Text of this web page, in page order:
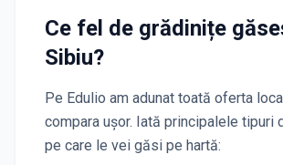
Ce fel de grădinițe
Sibiu?
Pe Edulio am adunat toată oferta
compara ușor. Iată principalele tipuri
pe care le vei găsi pe hartă: